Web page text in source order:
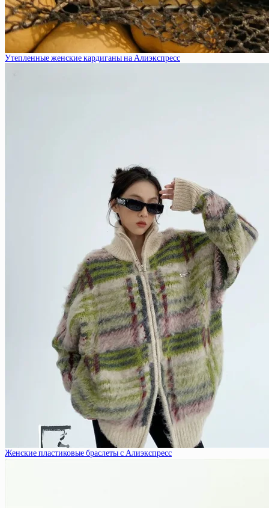
Утепленные женские кардиганы на Алиэкспресс
Женские пластиковые браслеты с Алиэкспресс